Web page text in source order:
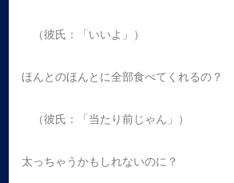
（彼氏：「いいよ」）
ほんとのほんとに全部食べてくれるの？
（彼氏：「当たり前じゃん」）
太っちゃうかもしれないのに？